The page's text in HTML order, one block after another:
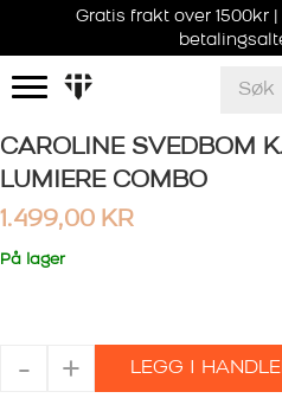
Gratis frakt over 1500kr
CAROLINE SVEDBOM
LUMIERE COMBO
1.499,00 KR
På lager
-
SVEDBOM
+ LEGG I